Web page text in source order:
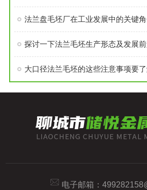
法兰盘毛坯厂在工业发展中的关键
探讨一下法兰毛坯生产形态及发展
大口径法兰毛坯的这些注意事项要
电子邮箱：